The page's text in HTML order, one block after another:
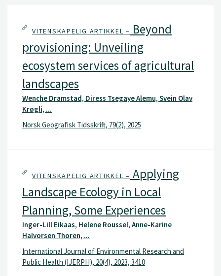
VITENSKAPELIG ARTIKKEL – Beyond
provisioning: Unveiling
ecosystem services of agricultural
landscapes
Wenche Dramstad, Diress Tsegaye Alemu, Svein Olav
Krøgli, ...
Norsk Geografisk Tidsskrift, 79(2), 2025
VITENSKAPELIG ARTIKKEL – Applying
Landscape Ecology in Local
Planning, Some Experiences
Inger-Lill Eikaas, Helene Roussel, Anne-Karine
Halvorsen Thoren, ...
International Journal of Environmental Research and
Public Health (IJERPH), 20(4), 2023, 3410